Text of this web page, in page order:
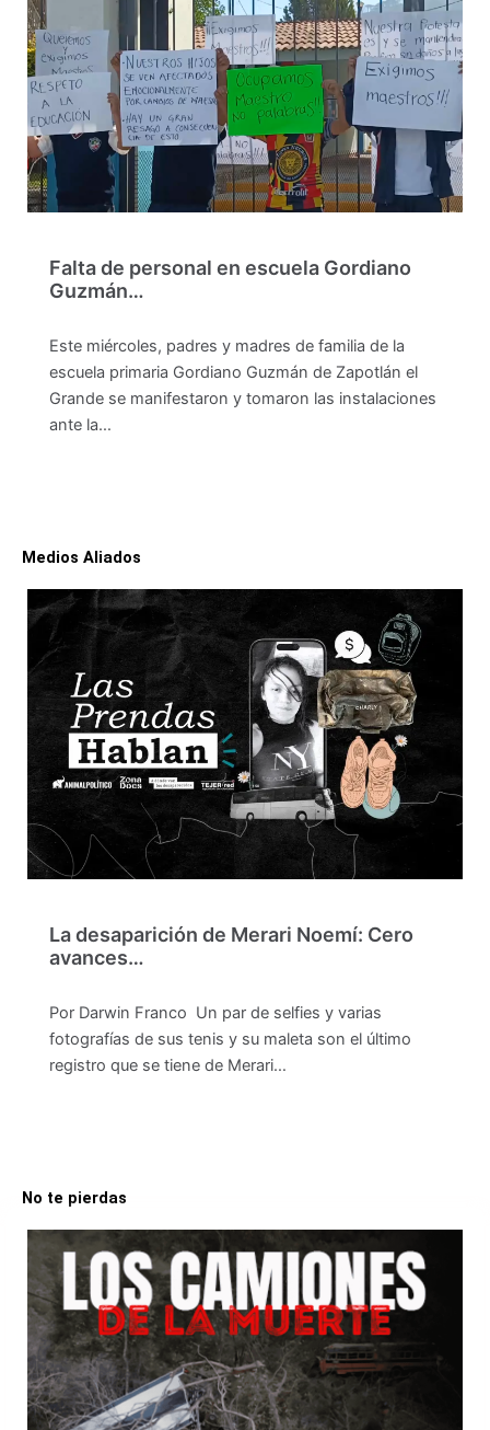
Falta de personal en escuela Gordiano
Guzmán…
Este miércoles, padres y madres de familia de la
escuela primaria Gordiano Guzmán de Zapotlán el
Grande se manifestaron y tomaron las instalaciones
ante la…
Medios Aliados
La desaparición de Merari Noemí: Cero
avances…
Por Darwin Franco Un par de selfies y varias
fotografías de sus tenis y su maleta son el último
registro que se tiene de Merari…
No te pierdas